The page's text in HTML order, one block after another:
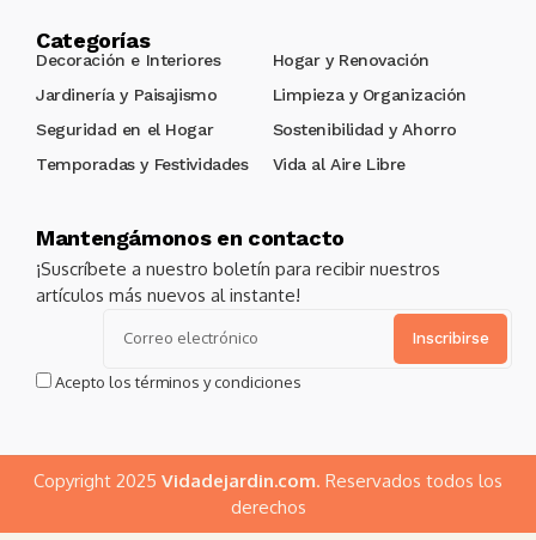
Categorías
Decoración e Interiores
Hogar y Renovación
Jardinería y Paisajismo
Limpieza y Organización
Seguridad en el Hogar
Sostenibilidad y Ahorro
Temporadas y Festividades
Vida al Aire Libre
Mantengámonos en contacto
¡Suscríbete a nuestro boletín para recibir nuestros
artículos más nuevos al instante!
Acepto los términos y condiciones
Copyright 2025 Vidadejardin.com. Reservados todos los
derechos